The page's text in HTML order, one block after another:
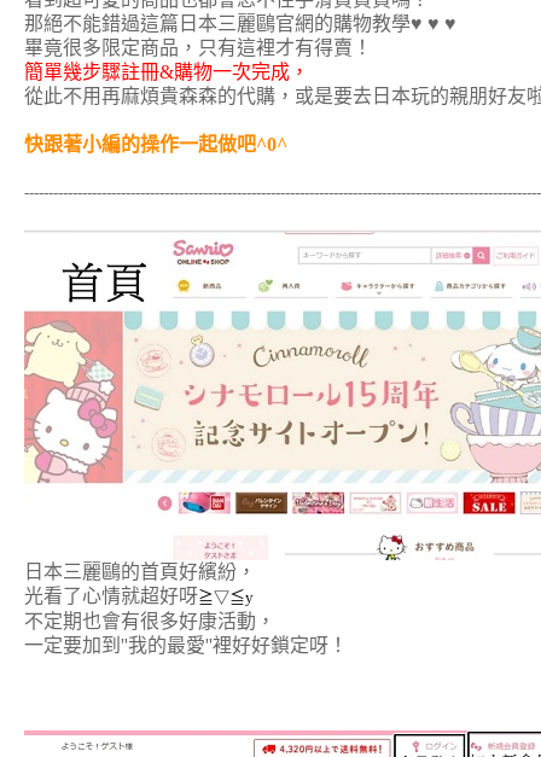
那絕不能錯過這篇日本三麗鷗官網的購物教學♥ ♥ ♥
畢竟很多限定商品，只有這裡才有得賣！
簡單幾步驟註冊&購物一次完成，
從此不用再麻煩貴森森的代購，或是要去日本玩的親朋好友
快跟著小編的操作一起做吧^0^
日本三麗鷗的首頁好繽紛，
光看了心情就超好呀≧▽≦y
不定期也會有很多好康活動，
一定要加到''我的最愛''裡好好鎖定呀！